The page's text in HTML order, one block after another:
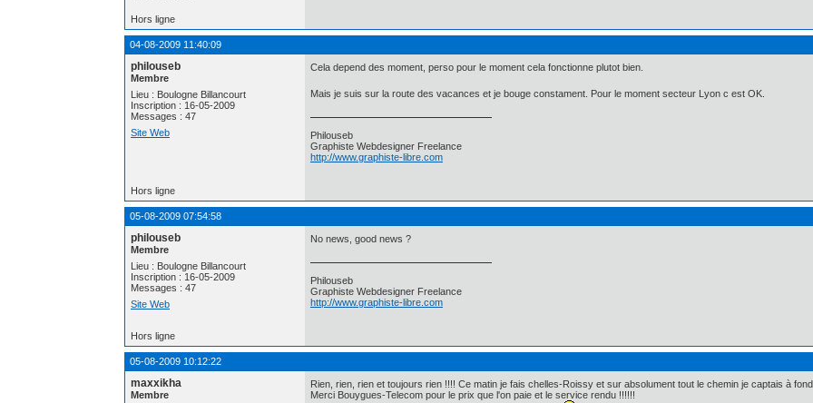
Hors ligne
04-08-2009 11:40:09
philouseb
Membre
Lieu : Boulogne Billancourt
Inscription : 16-05-2009
Messages : 47
Site Web
Cela depend des moment, perso pour le moment cela fonctionne plutot bien.
Mais je suis sur la route des vacances et je bouge constament. Pour le moment secteur Lyon c est OK.
Philouseb
Graphiste Webdesigner Freelance
http://www.graphiste-libre.com
Hors ligne
05-08-2009 07:54:58
philouseb
Membre
Lieu : Boulogne Billancourt
Inscription : 16-05-2009
Messages : 47
Site Web
No news, good news ?
Philouseb
Graphiste Webdesigner Freelance
http://www.graphiste-libre.com
Hors ligne
05-08-2009 10:12:22
maxxikha
Membre
Rien, rien, rien et toujours rien !!!! Ce matin je fais chelles-Roissy et sur absolument tout le chemin je captais à
Merci Bouygues-Telecom pour le prix que l'on paie et le service rendu !!!!!!